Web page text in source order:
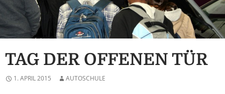
TAG DER OFFENEN TÜR
1. APRIL 2015 AUTOSCHULE